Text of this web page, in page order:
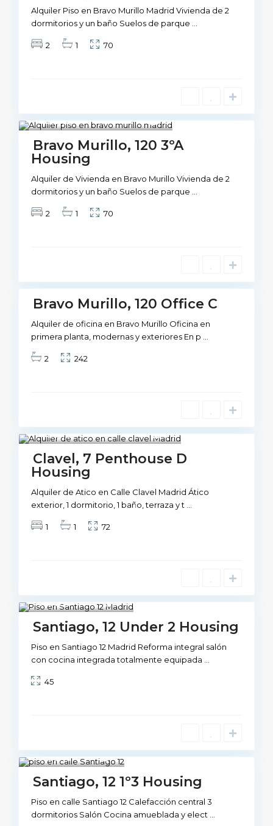
Alquiler Piso en Bravo Murillo Madrid Vivienda de 2
dormitorios y un baño Suelos de parque
2 1 70
1
Madrid
Not Available
Bravo Murillo, 120 3ºA
Housing
Alquiler de Vivienda en Bravo Murillo Vivienda de 2
dormitorios y un baño Suelos de parque
2 1 70
Bravo Murillo, 120 Office C
Alquiler de oficina en Bravo Murillo Oficina en
primera planta, modernas y exteriores En p
2 242
13
Madrid
Not Available
Clavel, 7 Penthouse D
Housing
Alquiler de Atico en Calle Clavel Madrid Ático
exterior, 1 dormitorio, 1 baño, terraza y t
1 1 72
10
Madrid
Not Available
Santiago, 12 Under 2 Housing
Piso en Santiago 12 Madrid Reforma integral salón
con cocina integrada totalmente equipada
45
1
Madrid
Not Available
Santiago, 12 1º3 Housing
Piso en calle Santiago 12 Calefacción central 3
dormitorios Salón Cocina amueblada y elect